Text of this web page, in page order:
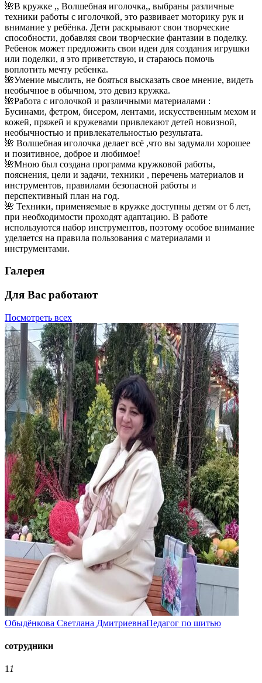
🌺В кружке ,, Волшебная иголочка,, выбраны различные
техники работы с иголочкой, это развивает моторику рук и
внимание у ребёнка. Дети раскрывают свои творческие
способности, добавляя свои творческие фантазии в поделку.
Ребенок может предложить свои идеи для создания игрушки
или поделки, я это приветствую, и стараюсь помочь
воплотить мечту ребенка.
🌺Умение мыслить, не бояться высказать свое мнение, видеть
необычное в обычном, это девиз кружка.
🌺Работа с иголочкой и различными материалами :
Бусинами, фетром, бисером, лентами, искусственным мехом и
кожей, пряжей и кружевами привлекают детей новизной,
необычностью и привлекательностью результата.
🌺 Волшебная иголочка делает всё ,что вы задумали хорошее
и позитивное, доброе и любимое!
🌺Мною был создана программа кружковой работы,
пояснения, цели и задачи, техники , перечень материалов и
инструментов, правилами безопасной работы и
перспективный план на год.
🌺 Техники, применяемые в кружке доступны детям от 6 лет,
при необходимости проходят адаптацию. В работе
используются набор инструментов, поэтому особое внимание
уделяется на правила пользования с материалами и
инструментами.
Галерея
Для Вас работают
Посмотреть всех
Обыдёнкова Светлана ДмитриевнаПедагог по шитью
сотрудники
11